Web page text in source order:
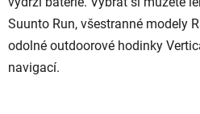
Suunto Run, všestranné modely
odolné outdoorové hodinky
navigací.